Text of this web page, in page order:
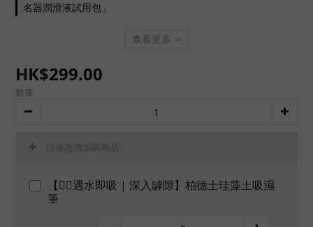
名器潤滑液試用包」
查看更多
HK$299.00
數量
以優惠價加購商品
【👍🏻遇水即吸 | 深入罅隙】柏德士珪藻土吸濕
筆